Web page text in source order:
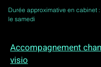
Durée approximative en cabinet
le samedi
Accompagnement
visio